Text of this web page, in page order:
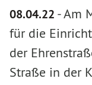
08.04.22 -Am
für die
der
Straße in der